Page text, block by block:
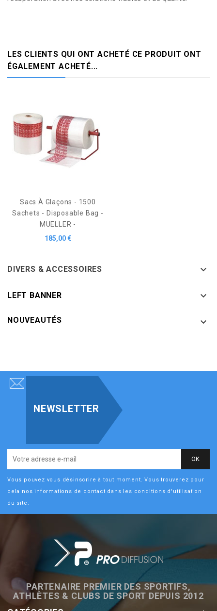
LES CLIENTS QUI ONT ACHETÉ CE PRODUIT ONT
ÉGALEMENT ACHETÉ...
Sacs À Glaçons - 1500
Sachets - Disposable Bag -
MUELLER -
Prix
185,00 €
DIVERS & ACCESSOIRES 
LEFT BANNER 
NOUVEAUTÉS 
NEWSLETTER
Vous pouvez vous désinscrire à tout moment. Vous trouverez pour
cela nos informations de contact dans les conditions d'utilisation
du site.
PARTENAIRE PREMIER DES SPORTIFS,
ATHLÈTES & CLUBS DE SPORT DEPUIS 2012